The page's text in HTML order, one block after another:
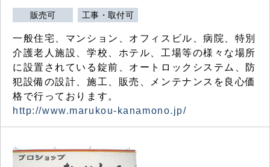
販売可 工事・取付可
一般住宅、マンション、オフィスビル、病院、特別
介護老人施設、学校、ホテル、工場等の様々な場所
に設置されている錠前、オートロックシステム、防
犯設備の設計、施工、販売、メンテナンスを良心価
格で行っております。
http://www.marukou-kanamono.jp/